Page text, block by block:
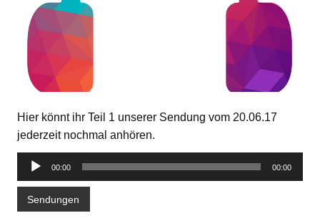
Hier könnt ihr Teil 1 unserer Sendung vom 20.06.17
jederzeit nochmal anhören.
Audio-
Player
00:00 00:00
Sendungen